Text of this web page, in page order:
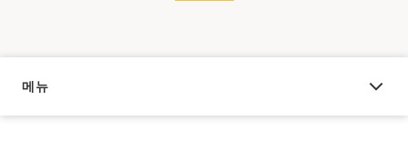
메뉴
오버뷰